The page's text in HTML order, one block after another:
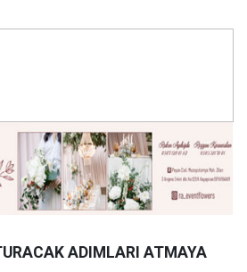
ADIMLARI ATMAYA